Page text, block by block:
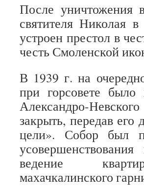
После уничтожения
святителя Николая
устроен престол в
честь Смоленской
В 1939 г. на
при горсовете было
Александро-
закрыть, передав его
цели». Собор был
ведение
махачкалинского